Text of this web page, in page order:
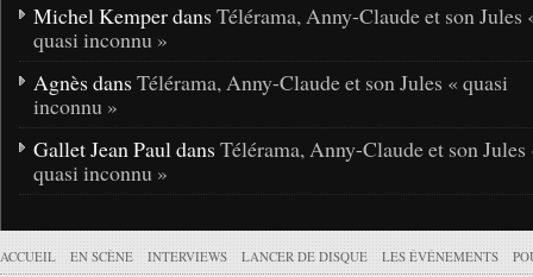
Michel Kemper dans Télérama, Anny-Claude et son Jules
quasi inconnu »
Agnès dans Télérama, Anny-Claude et son Jules « quasi
inconnu »
Gallet Jean Paul dans Télérama, Anny-Claude et son Jules
quasi inconnu »
ACCUEIL EN SCÈNE INTERVIEWS LANCER DE DISQUE LES ÉVÉNEMENTS